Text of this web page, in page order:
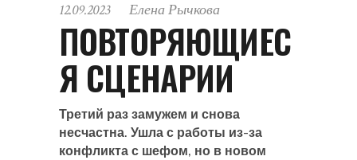
12.09.2023 Елена Рычкова
ПОВТОРЯЮЩИЕС
Я СЦЕНАРИИ
Третий раз замужем и снова
несчастна. Ушла с работы из-за
конфликта с шефом, но в новом